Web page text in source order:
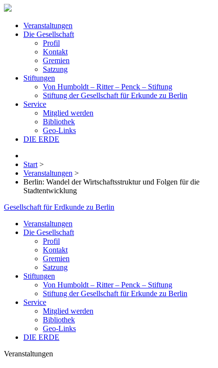
Veranstaltungen
Die Gesellschaft
Profil
Kontakt
Gremien
Satzung
Stiftungen
Von Humboldt – Ritter – Penck – Stiftung
Stiftung der Gesellschaft für Erkunde zu Berlin
Service
Mitglied werden
Bibliothek
Geo-Links
DIE ERDE
Start >
Veranstaltungen >
Berlin: Wandel der Wirtschaftsstruktur und Folgen für die
Stadtentwicklung
Gesellschaft für Erdkunde zu Berlin
Veranstaltungen
Die Gesellschaft
Profil
Kontakt
Gremien
Satzung
Stiftungen
Von Humboldt – Ritter – Penck – Stiftung
Stiftung der Gesellschaft für Erkunde zu Berlin
Service
Mitglied werden
Bibliothek
Geo-Links
DIE ERDE
Veranstaltungen